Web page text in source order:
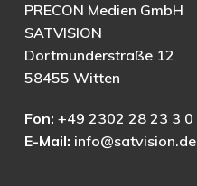
PRECON Medien GmbH
SATVISION
Dortmunderstraße 12
58455 Witten
Fon: +49 2302 28 23 3 0
E-Mail: info@satvision.de